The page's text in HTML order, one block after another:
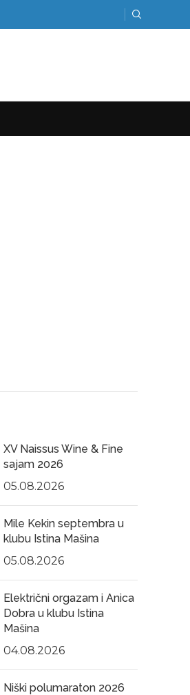
XV Naissus Wine & Fine
sajam 2026
05.08.2026
Mile Kekin septembra u
klubu Istina Mašina
05.08.2026
Električni orgazam i Anica
Dobra u klubu Istina
Mašina
04.08.2026
Niški polumaraton 2026